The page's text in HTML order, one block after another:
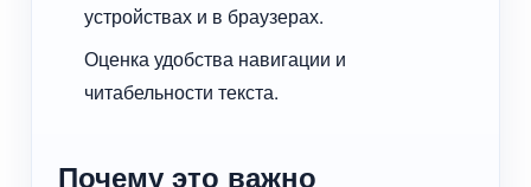
устройствах и в браузерах.
Оценка удобства навигации и
читабельности текста.
Почему это важно